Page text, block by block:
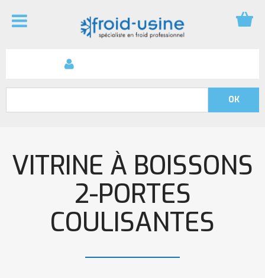
VITRINE À BOISSONS
2-PORTES
COULISANTES